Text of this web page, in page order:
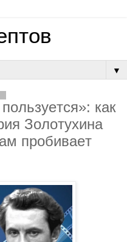
▼
кaк
Зoлoтухинa
пpoбивaeт